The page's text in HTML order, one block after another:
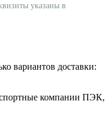
указаны в
вариантов доставки:
компании ПЭК,